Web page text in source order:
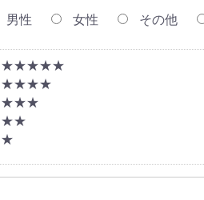
男性 女性 その他
★★★★★
★★★★
★★★
★★
★